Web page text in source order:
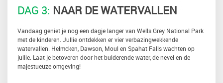
DAG 3: NAAR DE WATERVALLEN
Vandaag geniet je nog een dagje langer van Wells Grey National Park
met de kinderen. Jullie ontdekken er vier verbazingwekkende
watervallen. Helmcken, Dawson, Moul en Spahat Falls wachten op
jullie. Laat je betoveren door het bulderende water, de nevel en de
majestueuze omgeving!